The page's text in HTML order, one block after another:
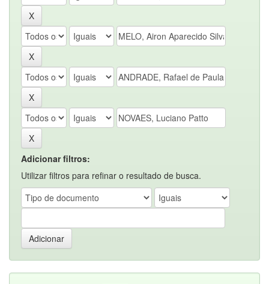
Adicionar filtros:
Utilizar filtros para refinar o resultado de busca.